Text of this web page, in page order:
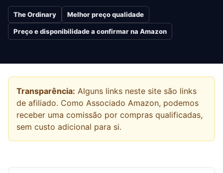
The Ordinary Melhor preço qualidade
Preço e disponibilidade a confirmar na Amazon
Transparência: Alguns links neste site são links
de afiliado. Como Associado Amazon, podemos
receber uma comissão por compras qualificadas,
sem custo adicional para si.